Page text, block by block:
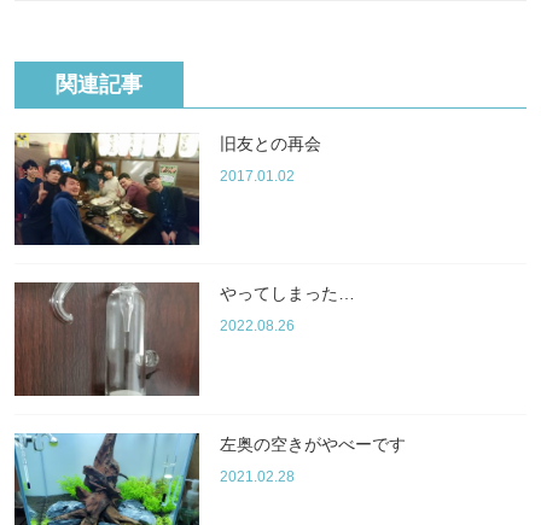
関連記事
旧友との再会
2017.01.02
やってしまった…
2022.08.26
左奥の空きがやべーです
2021.02.28